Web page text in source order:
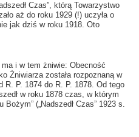
Czas”, którą Towarzystwo
aż do roku 1929 (!) uczyła o
jak dziś w roku 1918. Oto
i w tem żniwie: Obecność
Żniwiarza została rozpoznaną w
R. P. 1874 do R. P. 1878. Od tego
w roku 1878 czas, w którym
(„Nadszedł Czas” 1923 s.